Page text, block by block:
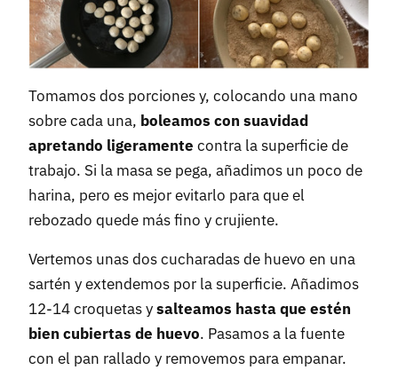
Tomamos dos porciones y, colocando una mano
sobre cada una, boleamos con suavidad
apretando ligeramente contra la superficie de
trabajo. Si la masa se pega, añadimos un poco de
harina, pero es mejor evitarlo para que el
rebozado quede más fino y crujiente.
Vertemos unas dos cucharadas de huevo en una
sartén y extendemos por la superficie. Añadimos
12-14 croquetas ysalteamos hasta que estén
bien cubiertas de huevo. Pasamos a la fuente
con el pan rallado y removemos para empanar.